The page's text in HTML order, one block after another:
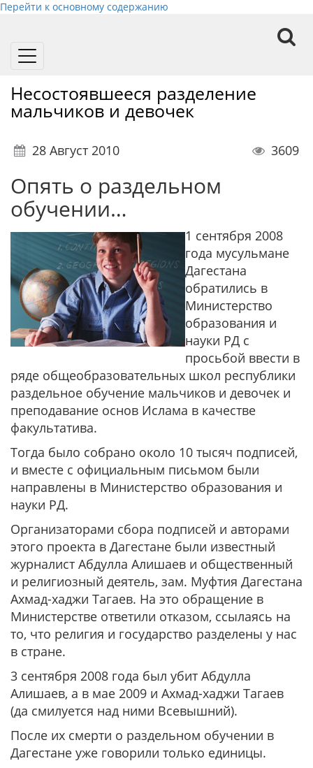
Перейти к основному содержанию
Toggle
Несостоявшееся разделение
мальчиков и девочек
28 Август 2010 3609
Опять о раздельном
обучении…
1 сентября 2008
года мусульмане
Дагестана
обратились в
Министерство
образования и
науки РД с
просьбой ввести в
ряде общеобразовательных школ республики
раздельное обучение мальчиков и девочек и
преподавание основ Ислама в качестве
факультатива.
Тогда было собрано около 10 тысяч подписей,
и вместе с официальным письмом были
направлены в Министерство образования и
науки РД.
Организаторами сбора подписей и авторами
этого проекта в Дагестане были известный
журналист Абдулла Алишаев и общественный
и религиозный деятель, зам. Муфтия Дагестана
Ахмад-хаджи Тагаев. На это обращение в
Министерстве ответили отказом, ссылаясь на
то, что религия и государство разделены у нас
в стране.
3 сентября 2008 года был убит Абдулла
Алишаев, а в мае 2009 и Ахмад-хаджи Тагаев
(да смилуется над ними Всевышний).
После их смерти о раздельном обучении в
Дагестане уже говорили только единицы.